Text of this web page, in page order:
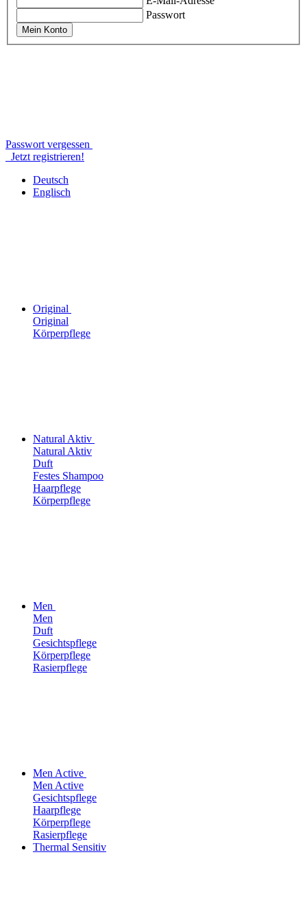
Passwort
Mein Konto
Passwort vergessen
Jetzt registrieren!
Deutsch
Englisch
Original
Original
Körperpflege
Natural Aktiv
Natural Aktiv
Duft
Festes Shampoo
Haarpflege
Körperpflege
Men
Men
Duft
Gesichtspflege
Körperpflege
Rasierpflege
Men Active
Men Active
Gesichtspflege
Haarpflege
Körperpflege
Rasierpflege
Thermal Sensitiv